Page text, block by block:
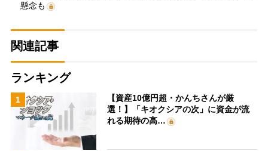
懸念も
関連記事
ランキング
1
【資産10億円超・かんちさんが厳
選！】「キオクシアの次」に資金が流
れる期待の高…